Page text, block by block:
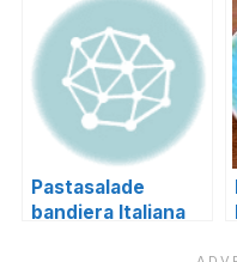
Pastasalade
bandiera Italiana